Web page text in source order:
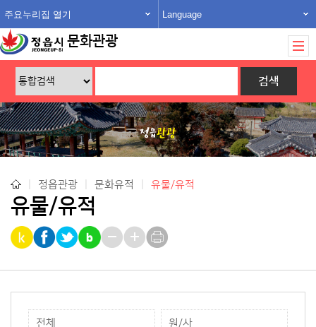
주요누리집 열기 Language
문화관광
정읍관광 문화유적 유물/유적
유물/유적
전체 원/사